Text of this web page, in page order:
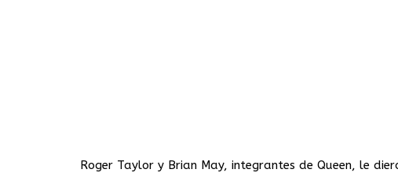
Roger Taylor y Brian May, integrantes de Queen, le